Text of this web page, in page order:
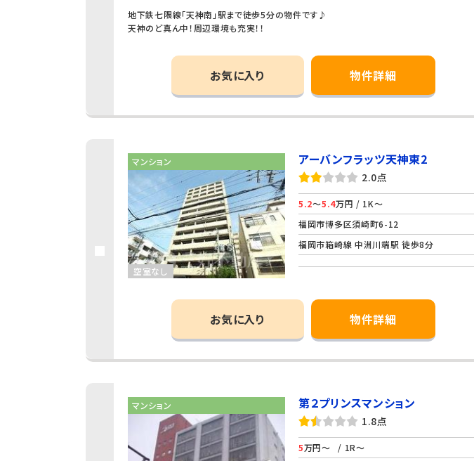
地下鉄七隈線「天神南」駅まで徒歩5分の物件です♪
天神のど真ん中！周辺環境も充実！！
お気に入り 物件詳細
マンション
空室なし
アーバンフラッツ天神東2
2.0点
5.2～5.4万円 / 1K～
福岡市博多区須崎町6-12
福岡市箱崎線 中洲川端駅 徒歩8分
お気に入り 物件詳細
マンション 第２プリンスマンション
1.8点
5万円～
/ 1R～